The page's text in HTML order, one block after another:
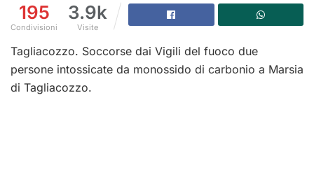
195
Condivisioni
3.9k
Visite
Tagliacozzo. Soccorse dai Vigili del fuoco due
persone intossicate da monossido di carbonio a Marsia
di Tagliacozzo.